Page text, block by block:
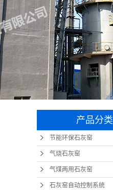
产品分类
节能环保石灰窑
气烧石灰窑
气煤两用石灰窑
石灰窑自动控制系统